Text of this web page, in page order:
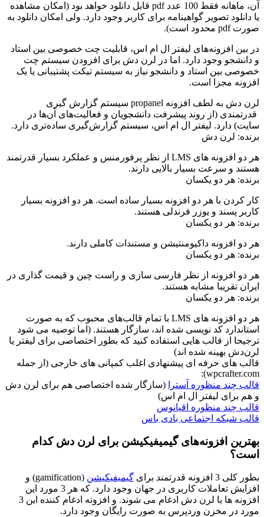
آن، ماهانه فقط 100 عدد pdf قابل دانلود خواهد بود (امکان مشاهده
یا دانلود تصویر گواهینامه برای کاربر وجود دارد. ولی امکان دانلود به
صورت pdf محدود است).
در بین افزونه‌های لیفتر ال ام اس، قابلیت چت خصوصی بین استاد
و دانشجو وجود دارد. اما در لرن دش برای افزودن سیستم چت
خصوصی بین استاد و دانشجو نیاز به سیستم تیکت پشتیبانی یا یک
افزونه مجزا است.
لرن دش به لطف افزونه propanel سیستم گزارش ‌گیری
قدرتمندی (از روند پیشرفت دانشجویان و فعالیت‌های آن‌ها در
سایت) دارد. لیفتر ال ام اس، سیستم گزارش‌گیری ساده‌تری دارد.
برنده: لرن دش
هر دو افزونه های LMS از نظر پرفورمنس و عملکرد بسیار قدرتمند
هستند و سرعت بسیار بالایی دارند.
برنده: هر دو یکسان
کار کردن با هر دو افزونه بسیار ساده است. هر دو افزونه بسیار
کاربر پسند و یوزر فرندلی هستند.
برنده: هر دو یکسان
هر دو افزونه داکیومنتیشن و مستندات کاملی دارند.
برنده: هر دو یکسان
هر دو افزونه از نظر فارسی ‌سازی و راست چین و قیمت‌ گذاری در
ایران تقریبا مشابه هستند.
برنده: هر دو یکسان
هر دو افزونه های LMS با تمام قالب‌های محبوب که به صورت
استاندارد کد نویسی شده‌ اند، سازگار هستند. (اما توصیه می ‌شود
ترجیحا از قالب ‌هایی استفاده کنید که بطور اختصاصی برای لیفتر یا
لرن‌دش بهینه شده‌ اند)
قالب‌ های حرفه‌ ای پیشنهادی اغلب کمپانی‌ های خارجی (از جمله
wpcrafter.com):
قالب چند منظوره آسترا
(سازگار شده اختصاصی هم برای لرن دش
و هم برای لیفتر ال ام اس)
قالب چند منظوره اقیانوس
قالب شبکه اجتماعی بادی باس
بهترین افزونه‌های گیمیفیکیشن برای لرن دش کدام
است؟
بطور کلی 3 افزونه قدرتمند برای گیمیفیکیشن
(gamification) و
افزایش تعاملات کاربری در جهان وجود دارد. که هر 3 مورد این
افزونه ها با لرن دش ادغام می ‌شوند. و افزونه ادغام کننده این 3
مورد در مخزن وردپرس به صورت رایگان وجود دارد.